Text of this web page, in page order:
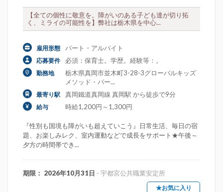
【全ての個性に敬意を。障がいのある子ども達が切り拓
く、ミライの可能性を】弊社は栃木県を中心...
雇用形態 パート・アルバイト
応募要件 必須：保育士。学歴。経験等：。
勤務地
栃木県真岡市並木町3-28-3グローバルキッズ
メソッド・パー...
最寄り駅 真岡鐵道真岡線 真岡駅 から徒歩で9分
給与 時給1,200円～1,300円
『性別も国境も障がいも超えていこう』日常生活、毎日の宿
題、お楽しみレク、室内運動などで成長をサポート★午後～
夕方の時間帯でき...
期限： 2026年10月31日 - 宇都宮公共職業安定所
★お気に入り